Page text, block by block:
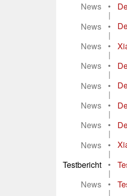
News
•
|
News
•
|
News
•
|
News
•
|
News
•
|
News
•
|
News
•
|
News
•
|
Testbericht
•
|
News
•
|